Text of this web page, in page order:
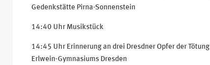
Gedenkstätte Pirna-Sonnenstein
14:40 Uhr Musikstück
14:45 Uhr Erinnerung an drei Dresdner Opfer der
Erlwein-Gymnasiums Dresden